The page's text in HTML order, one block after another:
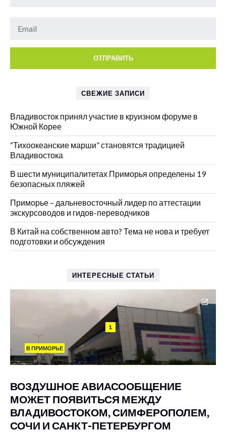
СВЕЖИЕ ЗАПИСИ
Владивосток принял участие в круизном форуме в
Южной Корее
“Тихоокеанские марши” становятся традицией
Владивостока
В шести муниципалитетах Приморья определены 19
безопасных пляжей
Приморье – дальневосточный лидер по аттестации
экскурсоводов и гидов-переводчиков
В Китай на собственном авто? Тема не нова и требует
подготовки и обсуждения
ИНТЕРЕСНЫЕ СТАТЬИ
1
В ПРИМОРЬЕ
ВОЗДУШНОЕ АВИАСООБЩЕНИЕ
МОЖЕТ ПОЯВИТЬСЯ МЕЖДУ
ВЛАДИВОСТОКОМ, СИМФЕРОПОЛЕМ,
СОЧИ И САНКТ-ПЕТЕРБУРГОМ